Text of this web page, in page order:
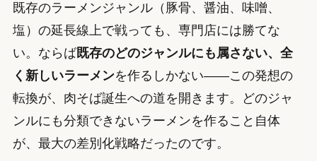
既存のラーメンジャンル（豚骨、醤油、味噌、
塩）の延長線上で戦っても、専門店には勝てな
い。ならば既存のどのジャンルにも属さない、全
く新しいラーメンを作るしかない——この発想の
転換が、肉そば誕生への道を開きます。どのジャ
ンルにも分類できないラーメンを作ること自体
が、最大の差別化戦略だったのです。